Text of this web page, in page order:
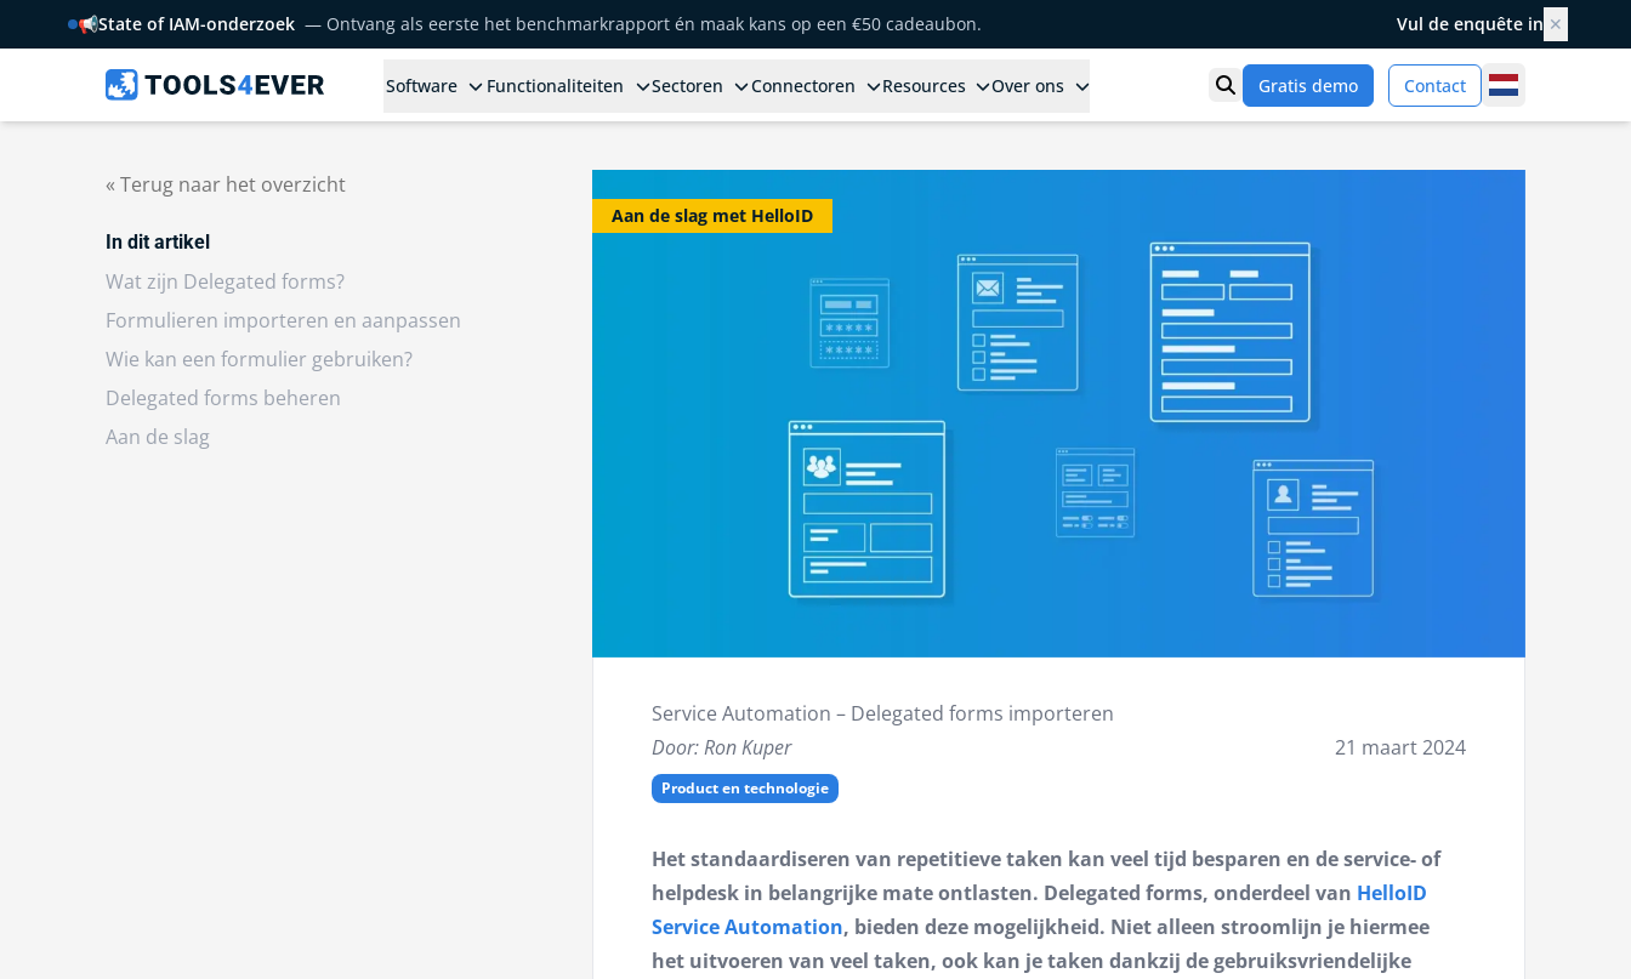
📢State of IAM-onderzoek — Ontvang als eerste het benchmarkrapport én maak kans op een €50 cadeaubon. Vul de enquête in ✕
Software Functionaliteiten Sectoren Connectoren Resources Over ons Toon zoek
Gratis demo Contact Netherlands
« Terug naar het overzicht
In dit artikel
Wat zijn Delegated forms?
Formulieren importeren en aanpassen
Wie kan een formulier gebruiken?
Delegated forms beheren
Aan de slag
Aan de slag met HelloID
Service Automation – Delegated forms importeren
Door: Ron Kuper
21 maart 2024
Product en technologie
Het standaardiseren van repetitieve taken kan veel tijd besparen en de service- of
helpdesk in belangrijke mate ontlasten. Delegated forms, onderdeel van HelloID
Service Automation, bieden deze mogelijkheid. Niet alleen stroomlijn je hiermee
het uitvoeren van veel taken, ook kan je taken dankzij de gebruiksvriendelijke